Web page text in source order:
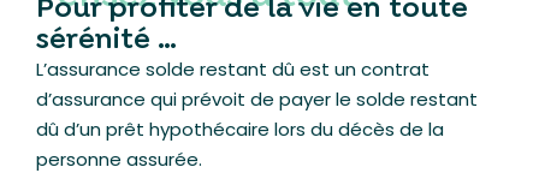
sérénité …
L’assurance solde restant dû est un contrat
d’assurance qui prévoit de payer le solde restant
dû d’un prêt hypothécaire lors du décès de la
personne assurée.